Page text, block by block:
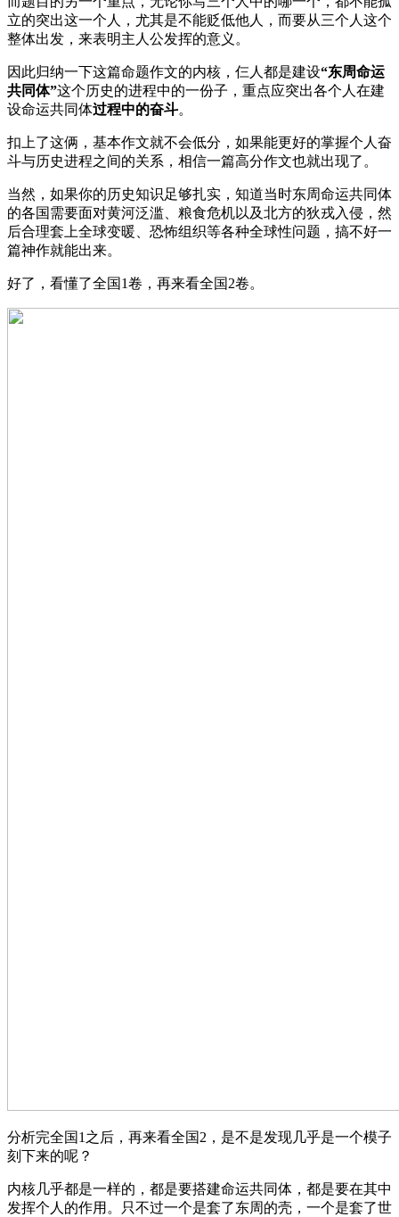
立的突出这一个人，尤其是不能贬低他人，而要从三个人这个
整体出发，来表明主人公发挥的意义。
因此归纳一下这篇命题作文的内核，仨人都是建设“东周命运
共同体”这个历史的进程中的一份子，重点应突出各个人在建
设命运共同体过程中的奋斗。
扣上了这俩，基本作文就不会低分，如果能更好的掌握个人奋
斗与历史进程之间的关系，相信一篇高分作文也就出现了。
当然，如果你的历史知识足够扎实，知道当时东周命运共同体
的各国需要面对黄河泛滥、粮食危机以及北方的狄戎入侵，然
后合理套上全球变暖、恐怖组织等各种全球性问题，搞不好一
篇神作就能出来。
好了，看懂了全国1卷，再来看全国2卷。
分析完全国1之后，再来看全国2，是不是发现几乎是一个模子
刻下来的呢？
内核几乎都是一样的，都是要搭建命运共同体，都是要在其中
发挥个人的作用。只不过一个是套了东周的壳，一个是套了世